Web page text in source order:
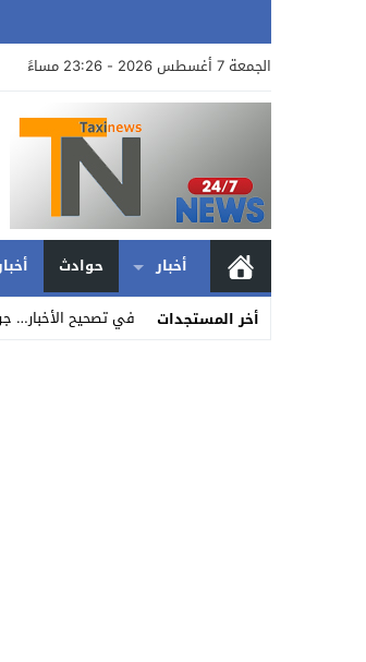
الجمعة 7 أغسطس 2026 - 23:26 مساءً
أخبار حوادث
أخر المستجدات
في تصحيح الأخبار…